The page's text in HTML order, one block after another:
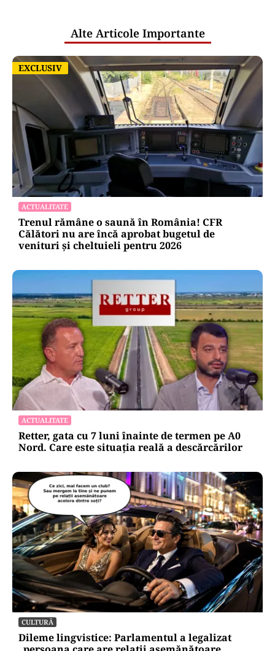
Alte Articole Importante
EXCLUSIV
EXCLUSIV
ACTUALITATE
Trenul rămâne o saună în România! CFR
Călători nu are încă aprobat bugetul de
venituri și cheltuieli pentru 2026
ACTUALITATE
Retter, gata cu 7 luni înainte de termen pe A0
Nord. Care este situația reală a descărcărilor
CULTURĂ
Dileme lingvistice: Parlamentul a legalizat